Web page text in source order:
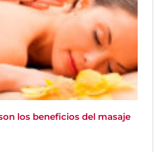
los beneficios del masaje